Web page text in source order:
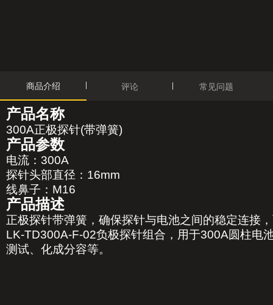
商品介绍 评论 常见问题
产品名称
300A正极探针(带弹簧)
产品参数
电流：300A
探针头部直径：16mm
线鼻子：M16
产品描述
正极探针带弹簧，确保探针与电池之间的稳定连接
LK-TD300A-F-02负极探针组合，用于300A圆柱电
测试、化成分容等。